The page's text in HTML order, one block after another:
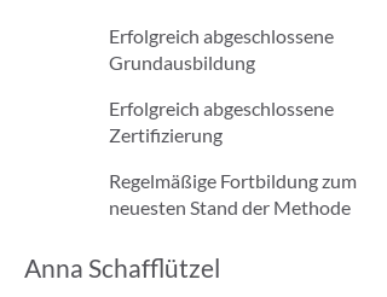
Erfolgreich abgeschlossene
Grundausbildung
Erfolgreich abgeschlossene
Zertifizierung
Regelmäßige Fortbildung zum
neuesten Stand der Methode
Anna Schafflützel